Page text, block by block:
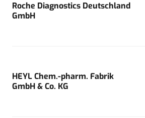
Roche Diagnostics Deutschland
GmbH
HEYL Chem.-pharm. Fabrik
GmbH & Co. KG